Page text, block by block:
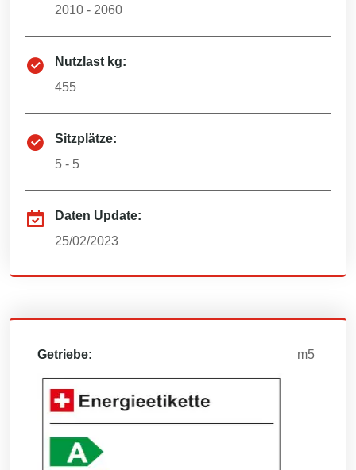
2010 - 2060
Nutzlast kg:
455
Sitzplätze:
5 - 5
Daten Update:
25/02/2023
Getriebe: m5